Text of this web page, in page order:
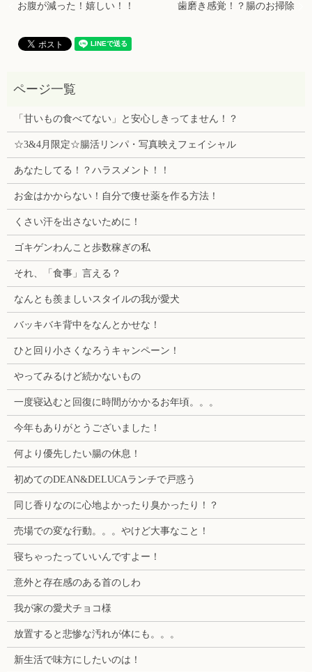
お腹が減った！嬉しい！！ 歯磨き感覚！？腸のお掃除
「甘いもの食べてない」と安心しきってません！？
☆3&4月限定☆腸活リンパ・写真映えフェイシャル
あなたしてる！？ハラスメント！！
お金はかからない！自分で痩せ薬を作る方法！
くさい汗を出さないために！
ゴキゲンわんこと歩数稼ぎの私
それ、「食事」言える？
なんとも羨ましいスタイルの我が愛犬
バッキバキ背中をなんとかせな！
ひと回り小さくなろうキャンペーン！
やってみるけど続かないもの
一度寝込むと回復に時間がかかるお年頃。。。
今年もありがとうございました！
何より優先したい腸の休息！
初めてのDEAN&DELUCAランチで戸惑う
同じ香りなのに心地よかったり臭かったり！？
売場での変な行動。。。やけど大事なこと！
寝ちゃったっていいんですよー！
意外と存在感のある首のしわ
我が家の愛犬チョコ様
放置すると悲惨な汚れが体にも。。。
新生活で味方にしたいのは！